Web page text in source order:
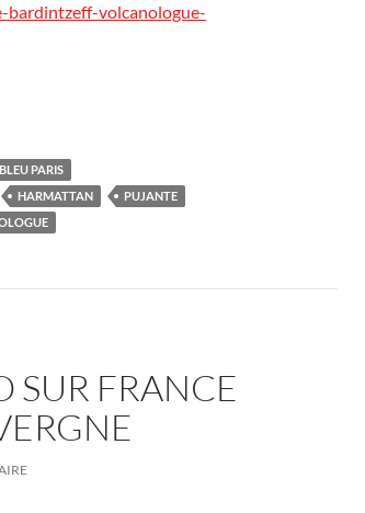
bardintzeff-volcanologue-
France Bleu Pays d’Auvergne
PARIS
HARMATTAN
PUJANTE
SUR FRANCE